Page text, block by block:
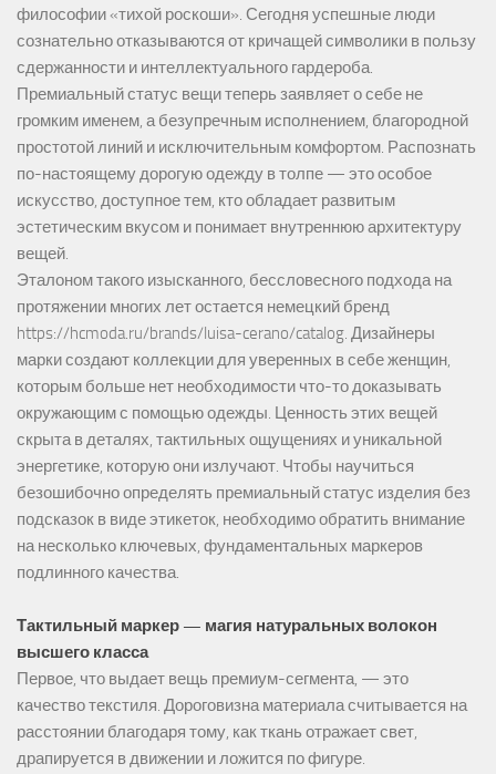
философии «тихой роскоши». Сегодня успешные люди
сознательно отказываются от кричащей символики в пользу
сдержанности и интеллектуального гардероба.
Премиальный статус вещи теперь заявляет о себе не
громким именем, а безупречным исполнением, благородной
простотой линий и исключительным комфортом. Распознать
по-настоящему дорогую одежду в толпе — это особое
искусство, доступное тем, кто обладает развитым
эстетическим вкусом и понимает внутреннюю архитектуру
вещей.
Эталоном такого изысканного, бессловесного подхода на
протяжении многих лет остается немецкий бренд
https://hcmoda.ru/brands/luisa-cerano/catalog. Дизайнеры
марки создают коллекции для уверенных в себе женщин,
которым больше нет необходимости что-то доказывать
окружающим с помощью одежды. Ценность этих вещей
скрыта в деталях, тактильных ощущениях и уникальной
энергетике, которую они излучают. Чтобы научиться
безошибочно определять премиальный статус изделия без
подсказок в виде этикеток, необходимо обратить внимание
на несколько ключевых, фундаментальных маркеров
подлинного качества.
Тактильный маркер — магия натуральных волокон
высшего класса
Первое, что выдает вещь премиум-сегмента, — это
качество текстиля. Дороговизна материала считывается на
расстоянии благодаря тому, как ткань отражает свет,
драпируется в движении и ложится по фигуре.